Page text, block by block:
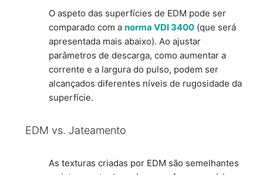
O aspeto das superfícies de EDM pode ser
comparado com a norma VDI 3400 (que será
apresentada mais abaixo). Ao ajustar
parâmetros de descarga, como aumentar a
corrente e a largura do pulso, podem ser
alcançados diferentes níveis de rugosidade da
superfície.
EDM vs. Jateamento
As texturas criadas por EDM são semelhantes